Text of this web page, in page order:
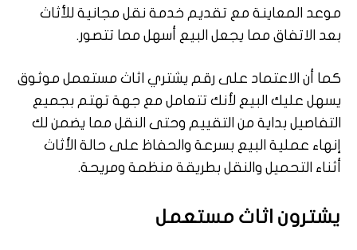
موعد المعاينة مع تقديم خدمة نقل مجانية للأثاث
بعد الاتفاق مما يجعل البيع أسهل مما تتصور.
كما أن الاعتماد على رقم يشتري اثاث مستعمل موثوق
يسهل عليك البيع لأنك تتعامل مع جهة تهتم بجميع
التفاصيل بداية من التقييم وحتى النقل مما يضمن لك
إنهاء عملية البيع بسرعة والحفاظ على حالة الأثاث
أثناء التحميل والنقل بطريقة منظمة ومريحة.
يشترون اثاث مستعمل